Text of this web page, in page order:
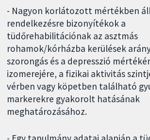
- Nagyon korlátozott mértékben
rendelkezésre bizonyítékok a
tüdőrehabilitációnak az asztmás
rohamok/kórházba kerülések
szorongás és a depresszió
izomerejére, a fizikai aktivitás
vérben vagy köpetben található
markerekre gyakorolt hatásának
meghatározásához.